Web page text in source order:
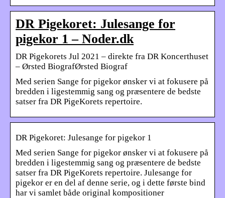
DR Pigekoret: Julesange for
pigekor 1 – Noder.dk
DR Pigekorets Jul 2021 – direkte fra DR Koncerthuset
– Ørsted BiografØrsted Biograf
Med serien Sange for pigekor ønsker vi at fokusere på
bredden i ligestemmig sang og præsentere de bedste
satser fra DR PigeKorets repertoire.
DR Pigekoret: Julesange for pigekor 1
Med serien Sange for pigekor ønsker vi at fokusere på
bredden i ligestemmig sang og præsentere de bedste
satser fra DR PigeKorets repertoire. Julesange for
pigekor er en del af denne serie, og i dette første bind
har vi samlet både original kompositioner